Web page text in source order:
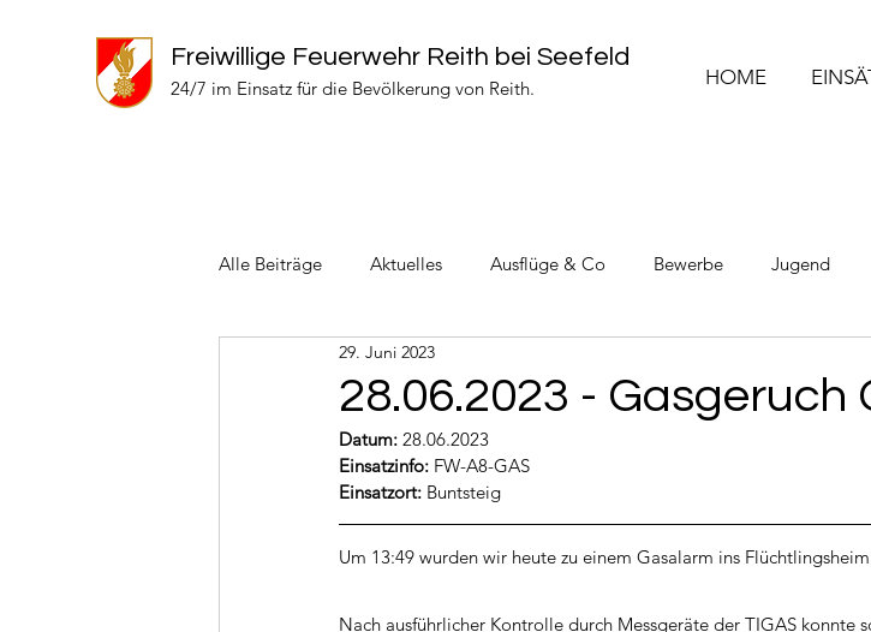
Freiwillige Feuerwehr Reith bei Seefeld
24/7 im Einsatz für die Bevölkerung von Reith. HOME
Alle Beiträge Aktuelles Ausflüge & Co Bewerbe Jugend
Einsätze 2024 Einsätze 2022
28.06.2023 - Gasgeruch
29. Juni 2023
Datum: 28.06.2023
Einsatzinfo: FW-A8-GAS
Einsatzort: Buntsteig
Um 13:49 wurden wir heute zu einem Gasalarm ins
Nach ausführlicher Kontrolle durch Messgeräte der TIGAS konnte